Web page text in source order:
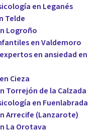
en Leganés
Telde
Logroño
en Valdemoro
en ansiedad en
Cieza
Torrejón de la Calzada
en Fuenlabrada
Arrecife (Lanzarote)
La Orotava